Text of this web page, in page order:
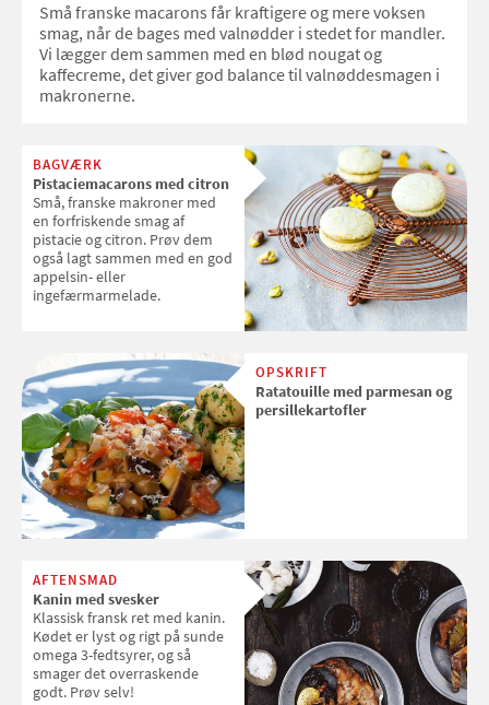
Små franske macarons får kraftigere og mere voksen
smag, når de bages med valnødder i stedet for mandler.
Vi lægger dem sammen med en blød nougat og
kaffecreme, det giver god balance til valnøddesmagen i
makronerne.
BAGVÆRK
Pistaciemacarons med citron
Små, franske makroner med
en forfriskende smag af
pistacie og citron. Prøv dem
også lagt sammen med en god
appelsin- eller
ingefærmarmelade.
OPSKRIFT
Ratatouille med parmesan og
persillekartofler
AFTENSMAD
Kanin med svesker
Klassisk fransk ret med kanin.
Kødet er lyst og rigt på sunde
omega 3-fedtsyrer, og så
smager det overraskende
godt. Prøv selv!